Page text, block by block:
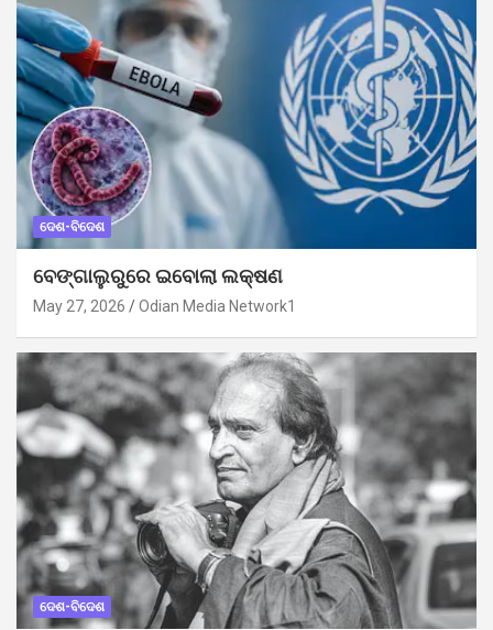
ଦେଶ-ବିଦେଶ
ବେଙ୍ଗାଲୁରୁରେ ଇବୋଲା ଲକ୍ଷଣ
May 27, 2026 Odian Media Network1
ଦେଶ-ବିଦେଶ